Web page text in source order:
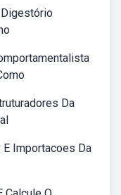
Da
Importacoes Da